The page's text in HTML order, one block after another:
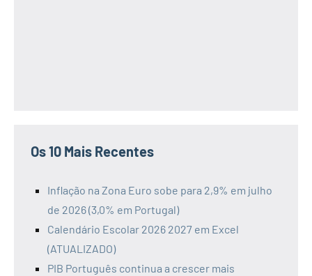
Os 10 Mais Recentes
Inflação na Zona Euro sobe para 2,9% em julho
de 2026 (3,0% em Portugal)
Calendário Escolar 2026 2027 em Excel
(ATUALIZADO)
PIB Português continua a crescer mais